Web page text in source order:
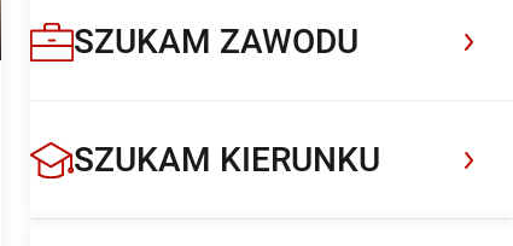
SZUKAM ZAWODU
SZUKAM KIERUNKU